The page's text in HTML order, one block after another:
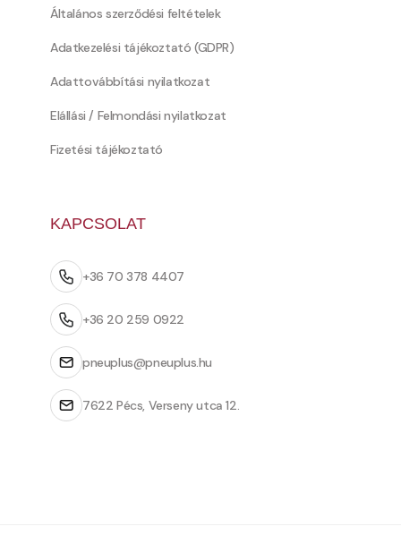
Általános szerződési feltételek
Adatkezelési tájékoztató (GDPR)
Adattovábbítási nyilatkozat
Elállási / Felmondási nyilatkozat
Fizetési tájékoztató
KAPCSOLAT
+36 70 378 4407
+36 20 259 0922
pneuplus@pneuplus.hu
7622 Pécs, Verseny utca 12.